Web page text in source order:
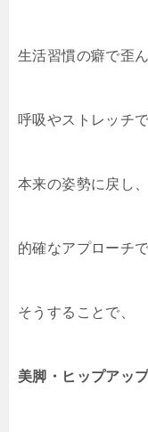
生活習慣の癖で歪
呼吸やストレッチ
本来の姿勢に戻し、
的確なアプローチ
そうすることで、
美脚・ヒップアッ